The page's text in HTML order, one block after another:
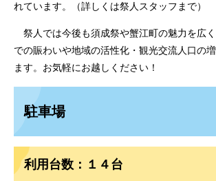
れています。（詳しくは祭人スタッフまで）
祭人では今後も須成祭や蟹江町の魅力を広
での賑わいや地域の活性化・観光交流人口の
ます。お気軽にお越しください！
駐車場
利用台数：１４台